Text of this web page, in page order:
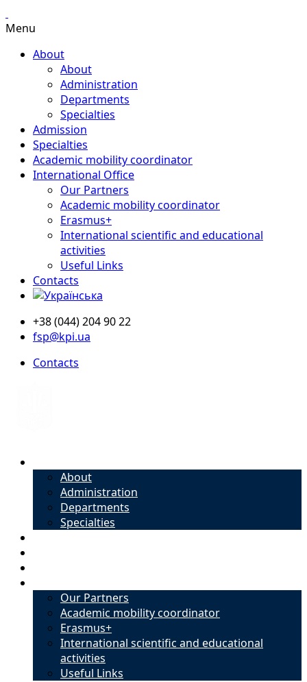
Menu
About
About
Administration
Departments
Specialties
Admission
Specialties
Academic mobility coordinator
International Office
Our Partners
Academic mobility coordinator
Erasmus+
International scientific and educational
activities
Useful Links
Contacts
+38 (044) 204 90 22
fsp@kpi.ua
Contacts
About
Administration
Departments
Specialties
Our Partners
Academic mobility coordinator
Erasmus+
International scientific and educational
activities
Useful Links